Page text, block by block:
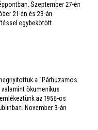
Szeptember 27-én
21-én és 23-án
egybekötött
a "Párhuzamos
ökumenikus
az 1956-os
November 3-án